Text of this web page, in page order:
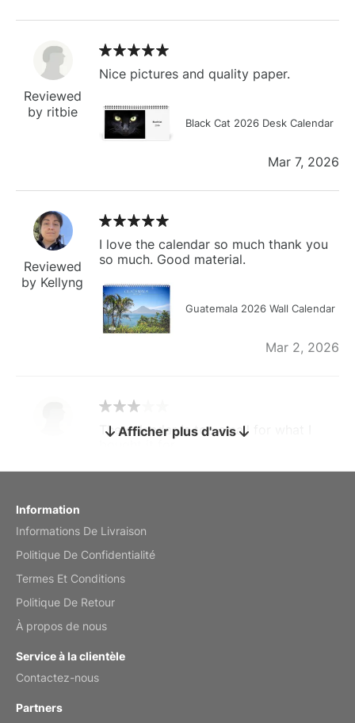
Reviewed
by ritbie
Nice pictures and quality paper.
Black Cat 2026 Desk Calendar
Mar 7, 2026
Reviewed
by Kellyng
I love the calendar so much thank you
so much. Good material.
Guatemala 2026 Wall Calendar
Mar 2, 2026
by charles
The calendar is too small for what I
bought it for
Reviewed
by Anne
Afficher plus d'avis
Information
Informations De Livraison
Politique De Confidentialité
Termes Et Conditions
Politique De Retour
À propos de nous
Service à la clientèle
Contactez-nous
Partners